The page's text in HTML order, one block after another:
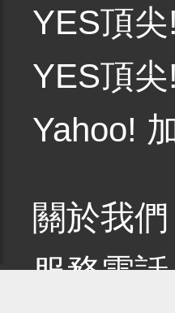
YES頂
YES頂
Yahoo!
關於我們
服務電